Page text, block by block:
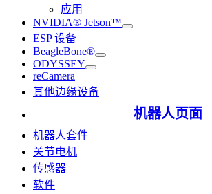
应用
NVIDIA® Jetson™
ESP 设备
BeagleBone®
ODYSSEY
reCamera
其他边缘设备
机器人页面
机器人套件
关节电机
传感器
软件